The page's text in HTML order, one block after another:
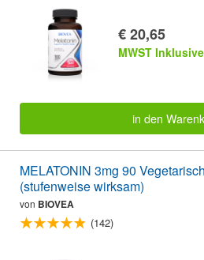
€ 20,65
MWST Inklusive
in den
MELATONIN 3mg 90
(stufenweise wirksam)
von BIOVEA
(142)